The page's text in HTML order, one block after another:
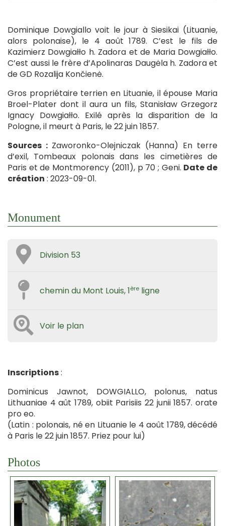
Dominique Dowgiallo voit le jour à Siesikai (Lituanie,
alors polonaise), le 4 août 1789. C’est le fils de
Kazimierz Dowgiałło h. Zadora et de Maria Dowgiałło.
C’est aussi le frère d’Apolinaras Daugėla h. Zadora et
de GD Rozalija Končienė.
Gros propriétaire terrien en Lituanie, il épouse Maria
Broel-Plater dont il aura un fils, Stanisław Grzegorz
Ignacy Dowgiałło. Exilé après la disparition de la
Pologne, il meurt à Paris, le 22 juin 1857.
Sources : Zaworonko-Olejniczak (Hanna) En terre
d’exil, Tombeaux polonais dans les cimetières de
Paris et de Montmorency (2011), p 70 ; Geni. Date de
création : 2023-09-01.
Monument
Division 53
chemin du Mont Louis, 1ère ligne
Voir le plan
Inscriptions:
Dominicus Jawnot, DOWGIALLO, polonus, natus
Lithuaniae 4 aût 1789, obiit Parisiis 22 junii 1857. orate
pro eo.
(Latin : polonais, né en Lituanie le 4 août 1789, décédé
à Paris le 22 juin 1857. Priez pour lui)
Photos